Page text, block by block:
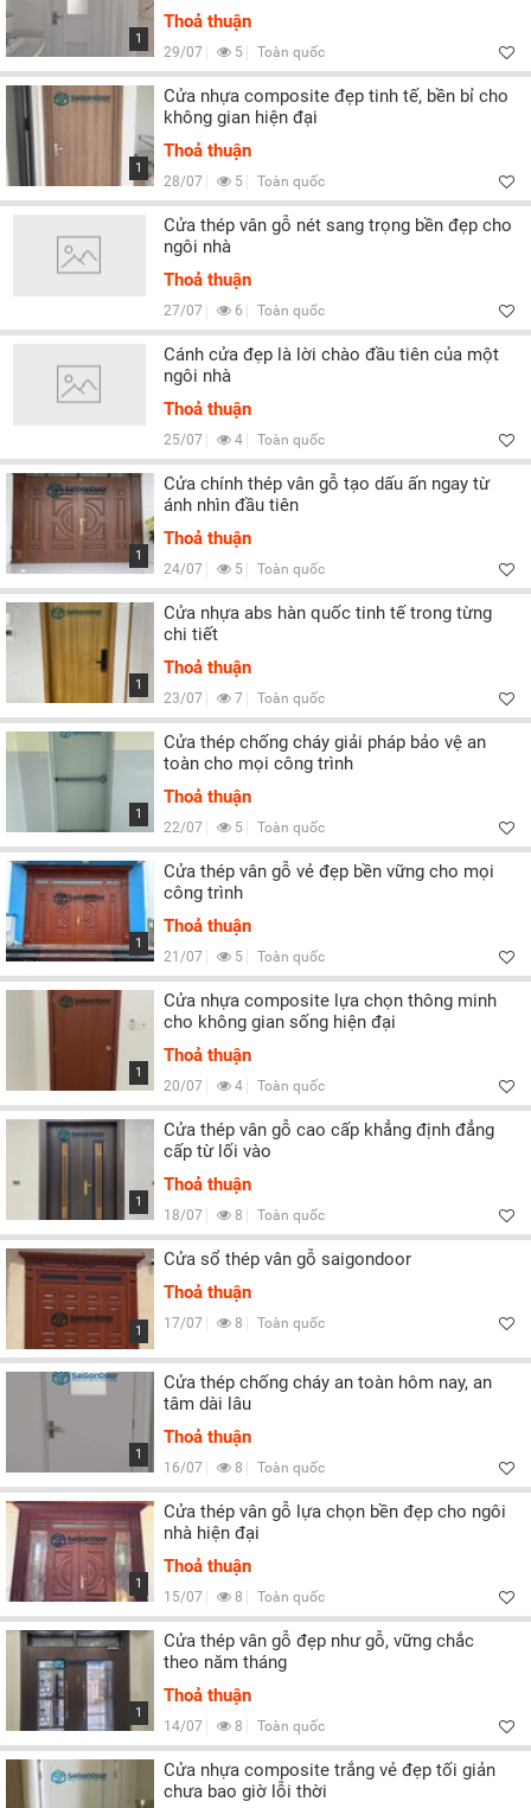
1
Thoả thuận
29/07 5 Toàn quốc
1
Cửa nhựa composite đẹp tinh tế, bền bỉ cho
không gian hiện đại
Thoả thuận
28/07 5 Toàn quốc
Cửa thép vân gỗ nét sang trọng bền đẹp cho
ngôi nhà
Thoả thuận
27/07 6 Toàn quốc
Cánh cửa đẹp là lời chào đầu tiên của một
ngôi nhà
Thoả thuận
25/07 4 Toàn quốc
1
Cửa chính thép vân gỗ tạo dấu ấn ngay từ
ánh nhìn đầu tiên
Thoả thuận
24/07 5 Toàn quốc
1
Cửa nhựa abs hàn quốc tinh tế trong từng
chi tiết
Thoả thuận
23/07 7 Toàn quốc
1
Cửa thép chống cháy giải pháp bảo vệ an
toàn cho mọi công trình
Thoả thuận
22/07 5 Toàn quốc
1
Cửa thép vân gỗ vẻ đẹp bền vững cho mọi
công trình
Thoả thuận
21/07 5 Toàn quốc
1
Cửa nhựa composite lựa chọn thông minh
cho không gian sống hiện đại
Thoả thuận
20/07 4 Toàn quốc
1
Cửa thép vân gỗ cao cấp khẳng định đẳng
cấp từ lối vào
Thoả thuận
18/07 8 Toàn quốc
1
Cửa sổ thép vân gỗ saigondoor
Thoả thuận
17/07 8 Toàn quốc
1
Cửa thép chống cháy an toàn hôm nay, an
tâm dài lâu
Thoả thuận
16/07 8 Toàn quốc
1
Cửa thép vân gỗ lựa chọn bền đẹp cho ngôi
nhà hiện đại
Thoả thuận
15/07 8 Toàn quốc
1
Cửa thép vân gỗ đẹp như gỗ, vững chắc
theo năm tháng
Thoả thuận
14/07 8 Toàn quốc
Cửa nhựa composite trắng vẻ đẹp tối giản
chưa bao giờ lỗi thời